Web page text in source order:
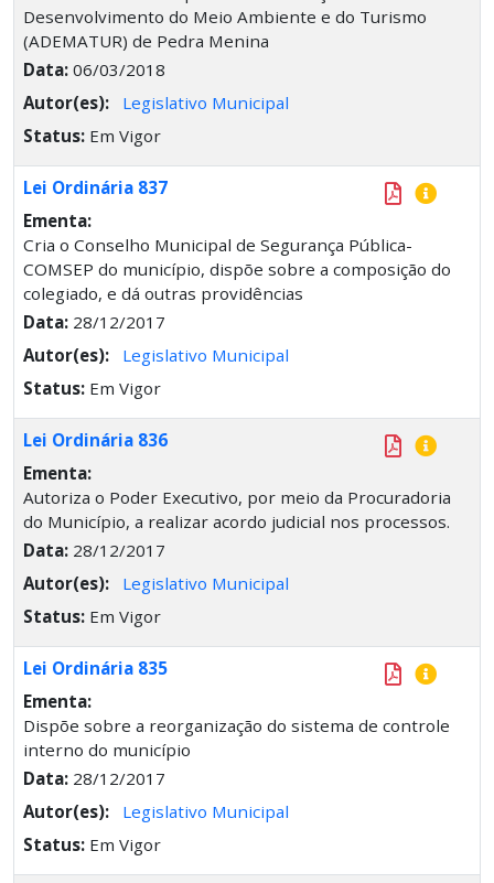
Desenvolvimento do Meio Ambiente e do Turismo
(ADEMATUR) de Pedra Menina
Data: 06/03/2018
Autor(es):
Legislativo Municipal
Status: Em Vigor
Lei Ordinária 837
Ementa:
Cria o Conselho Municipal de Segurança Pública-
COMSEP do município, dispõe sobre a composição do
colegiado, e dá outras providências
Data: 28/12/2017
Autor(es):
Legislativo Municipal
Status: Em Vigor
Lei Ordinária 836
Ementa:
Autoriza o Poder Executivo, por meio da Procuradoria
do Município, a realizar acordo judicial nos processos.
Data: 28/12/2017
Autor(es):
Legislativo Municipal
Status: Em Vigor
Lei Ordinária 835
Ementa:
Dispõe sobre a reorganização do sistema de controle
interno do município
Data: 28/12/2017
Autor(es):
Legislativo Municipal
Status: Em Vigor